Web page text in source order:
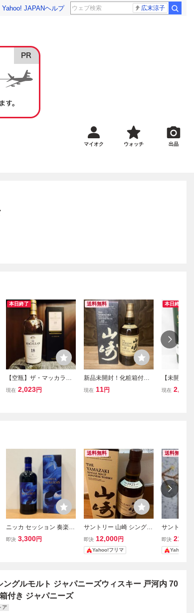
Yahoo! JAPANヘルプ 広末涼子
マイオク ウォッチ 出品
本日終了
【空瓶】ザ・マッカラン
18年 シェリーオークカス
現在 2,023円
送料無料
新品未開封！化粧箱付！
サントリーシングルモル
現在 11円
本日終了
【未開栓
レンフィデ
現在 2,530
ニッカ セッション 奏楽 N
IKKA SESSION 700ml 4
即決 3,300円
送料無料
サントリー 山崎 シングル
モルト ジャパニーズウイ
スキー 700ml 箱付き
即決 12,000円
Yahoo!フリマ
送料無料
サントリー
ングルモル
ズウイスキ
し
即決
Yahoo!フ
グルモルト ジャパニーズウィスキー 戸河内 70
付き ジャパニーズ
ア